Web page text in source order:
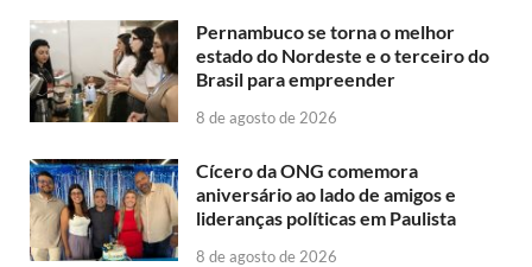
Pernambuco se torna o melhor
estado do Nordeste e o terceiro do
Brasil para empreender
8 de agosto de 2026
Cícero da ONG comemora
aniversário ao lado de amigos e
lideranças políticas em Paulista
8 de agosto de 2026